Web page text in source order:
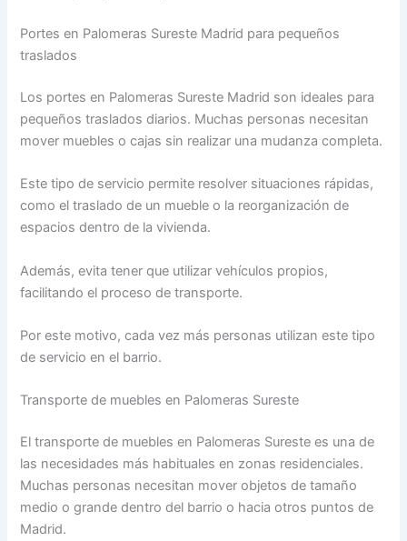
Portes en Palomeras Sureste Madrid para pequeños
traslados
Los portes en Palomeras Sureste Madrid son ideales para
pequeños traslados diarios. Muchas personas necesitan
mover muebles o cajas sin realizar una mudanza completa.
Este tipo de servicio permite resolver situaciones rápidas,
como el traslado de un mueble o la reorganización de
espacios dentro de la vivienda.
Además, evita tener que utilizar vehículos propios,
facilitando el proceso de transporte.
Por este motivo, cada vez más personas utilizan este tipo
de servicio en el barrio.
Transporte de muebles en Palomeras Sureste
El transporte de muebles en Palomeras Sureste es una de
las necesidades más habituales en zonas residenciales.
Muchas personas necesitan mover objetos de tamaño
medio o grande dentro del barrio o hacia otros puntos de
Madrid.